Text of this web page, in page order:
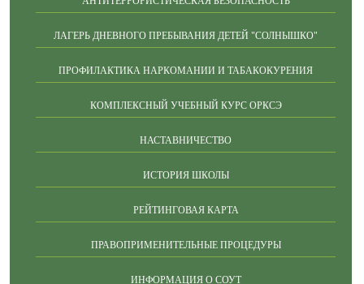
ЛАГЕРЬ ДНЕВНОГО ПРЕБЫВАНИЯ ДЕТЕЙ "СОЛНЫШКО"
ПРОФИЛАКТИКА НАРКОМАНИИ И ТАБАКОКУРЕНИЯ
КОМПЛЕКСНЫЙ УЧЕБНЫЙ КУРС ОРКСЭ
НАСТАВНИЧЕСТВО
ИСТОРИЯ ШКОЛЫ
РЕЙТИНГОВАЯ КАРТА
ПРАВОПРИМЕНИТЕЛЬНЫЕ ПРОЦЕДУРЫ
ИНФОРМАЦИЯ О СОУТ